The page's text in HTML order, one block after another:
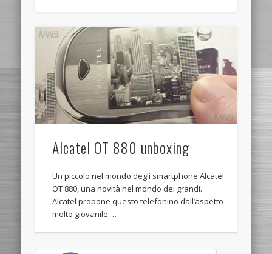
Alcatel OT 880 unboxing
Un piccolo nel mondo degli smartphone Alcatel
OT 880, una novità nel mondo dei grandi.
Alcatel propone questo telefonino dall’aspetto
molto giovanile …